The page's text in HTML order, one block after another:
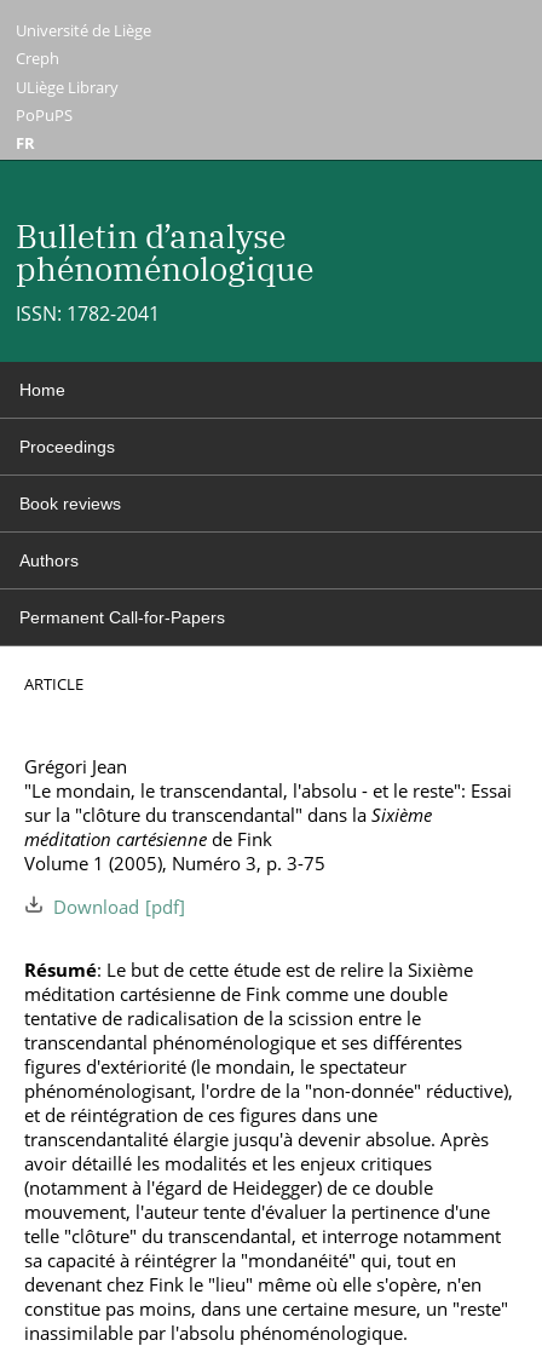
Université de Liège
Creph
ULiège Library
PoPuPS
FR
Bulletin d’analyse
phénoménologique
ISSN: 1782-2041
Home
Proceedings
Book reviews
Authors
Permanent Call-for-Papers
ARTICLE
Grégori Jean
"Le mondain, le transcendantal, l'absolu - et le reste": Essai
sur la "clôture du transcendantal" dans la Sixième
méditation cartésienne de Fink
Volume 1 (2005), Numéro 3, p. 3-75
Download
Résumé: Le but de cette étude est de relire la Sixième
méditation cartésienne de Fink comme une double
tentative de radicalisation de la scission entre le
transcendantal phénoménologique et ses différentes
figures d'extériorité (le mondain, le spectateur
phénoménologisant, l'ordre de la "non-donnée" réductive),
et de réintégration de ces figures dans une
transcendantalité élargie jusqu'à devenir absolue. Après
avoir détaillé les modalités et les enjeux critiques
(notamment à l'égard de Heidegger) de ce double
mouvement, l'auteur tente d'évaluer la pertinence d'une
telle "clôture" du transcendantal, et interroge notamment
sa capacité à réintégrer la "mondanéité" qui, tout en
devenant chez Fink le "lieu" même où elle s'opère, n'en
constitue pas moins, dans une certaine mesure, un "reste"
inassimilable par l'absolu phénoménologique.